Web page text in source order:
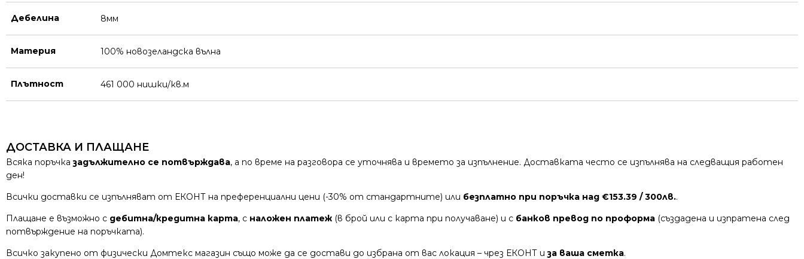
Дебелина 8мм
Материя 100% новозеландска вълна
Плътност 461 000 нишки/кв.м
ДОСТАВКА И ПЛАЩАНЕ
Всяка поръчказадължително се потвърждава, а по време на разговора се уточнява и времето за изпълнение. Доставката често се изпълнява на следващия работен
ден!
Всички доставки се изпълняват от ЕКОНТ на преференциални цени (-30% от стандартните) или безплатно при поръчка над €153.39 / 300лв..
Плащане е възможно с дебитна/кредитна карта, с наложен платеж (в брой или с карта при получаване) и с банков превод по проформа (създадена и изпратена след
потвърждение на поръчката).
Всичко закупено от физически Домтекс магазин също може да се достави до избрана от вас локация – чрез ЕКОНТ иза ваша сметка.